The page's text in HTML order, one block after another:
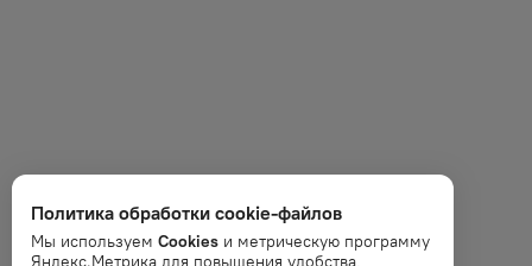
Политика обработки cookie-файлов
Мы используем Cookies и метрическую программу
Яндекс.Метрика для повышения удобства,